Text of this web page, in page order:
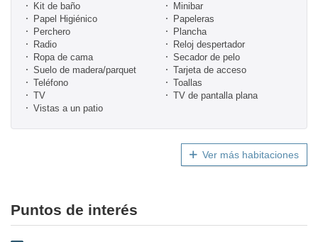
Kit de baño
Minibar
Papel Higiénico
Papeleras
Perchero
Plancha
Radio
Reloj despertador
Ropa de cama
Secador de pelo
Suelo de madera/parquet
Tarjeta de acceso
Teléfono
Toallas
TV
TV de pantalla plana
Vistas a un patio
Ver más habitaciones
Puntos de interés